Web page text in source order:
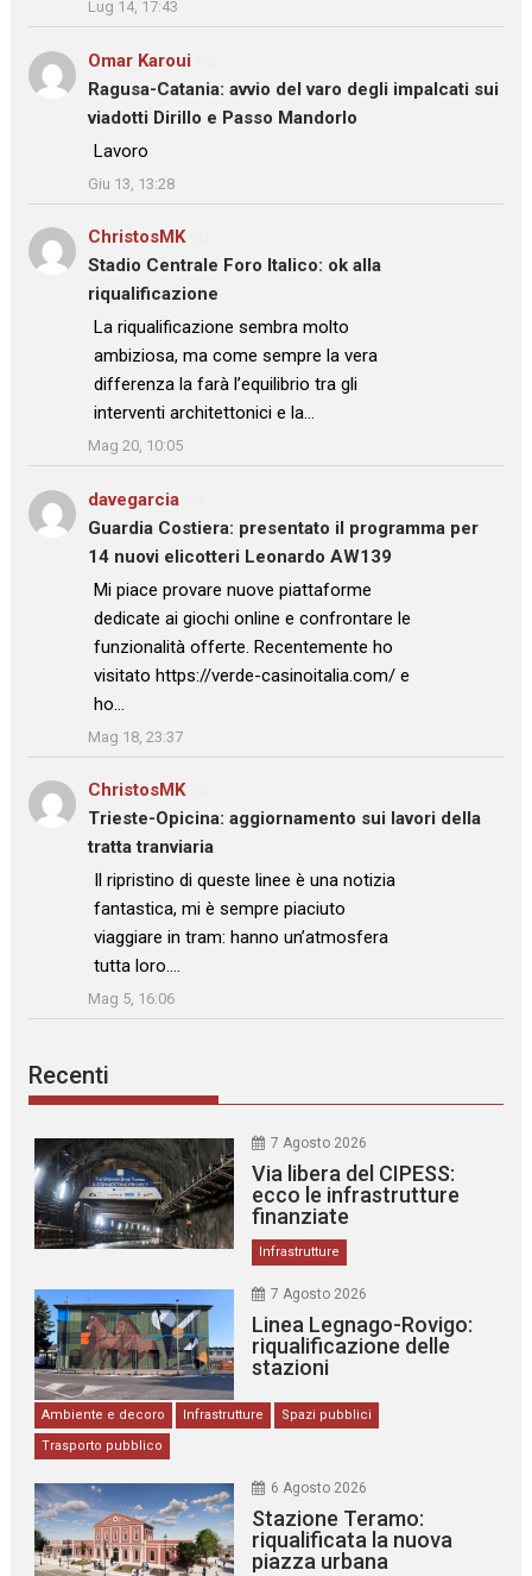
Lug 14, 17:43
Omar Karoui
Ragusa-Catania: avvio del varo degli impalcati sui
viadotti Dirillo e Passo Mandorlo
: “Lavoro
”
Giu 13, 13:28
ChristosMKsu
Stadio Centrale Foro Italico: ok alla
riqualificazione
: “La riqualificazione sembra molto
ambiziosa, ma come sempre la vera
differenza la farà l’equilibrio tra gli
interventi architettonici e la…
”
Mag 20, 10:05
davegarcia
Guardia Costiera: presentato il programma per
14 nuovi elicotteri Leonardo AW139
: “
Mi piace provare nuove piattaforme
dedicate ai giochi online e confrontare le
funzionalità offerte. Recentemente ho
visitato https://verde-casinoitalia.com/ e
ho…
”
Mag 18, 23:37
ChristosMKsu
Trieste-Opicina: aggiornamento sui lavori della
tratta tranviaria
: “
Il ripristino di queste linee è una notizia
fantastica, mi è sempre piaciuto
viaggiare in tram: hanno un’atmosfera
tutta loro.…
”
Mag 5, 16:06
Recenti
7 Agosto 2026
Via libera del CIPESS:
ecco le infrastrutture
finanziate
Infrastrutture
7 Agosto 2026
Linea Legnago-Rovigo:
riqualificazione delle
stazioni
Ambiente e decoro Infrastrutture
Spazi pubblici
Trasporto pubblico
6 Agosto 2026
Stazione Teramo:
riqualificata la nuova
piazza urbana